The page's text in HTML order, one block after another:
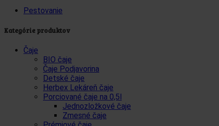
Pestovanie
Kategórie produktov
Čaje
BIO čaje
Čaje Podjavorina
Detské čaje
Herbex Lekáreň čaje
Porciované čaje na 0,5l
Jednozložkové čaje
Zmesné čaje